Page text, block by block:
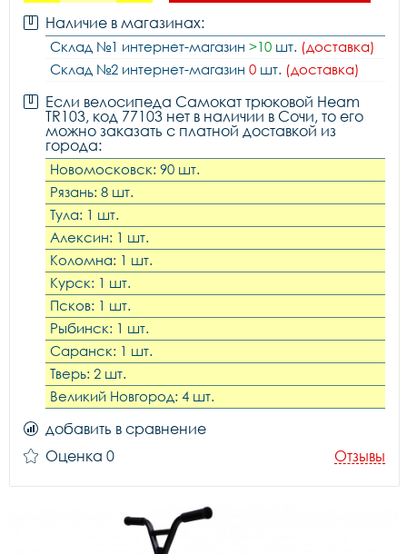
Наличие в магазинах:
Склад №1 интернет-магазин >10 шт. (доставка)
Склад №2 интернет-магазин 0 шт. (доставка)
Если велосипеда Самокат трюковой Heam
TR103, код 77103 нет в наличии в Сочи, то его
можно заказать с платной доставкой из
города:
Новомосковск: 90 шт.
Рязань: 8 шт.
Тула: 1 шт.
Алексин: 1 шт.
Коломна: 1 шт.
Курск: 1 шт.
Псков: 1 шт.
Рыбинск: 1 шт.
Саранск: 1 шт.
Тверь: 2 шт.
Великий Новгород: 4 шт.
добавить в сравнение
Оценка 0
Отзывы